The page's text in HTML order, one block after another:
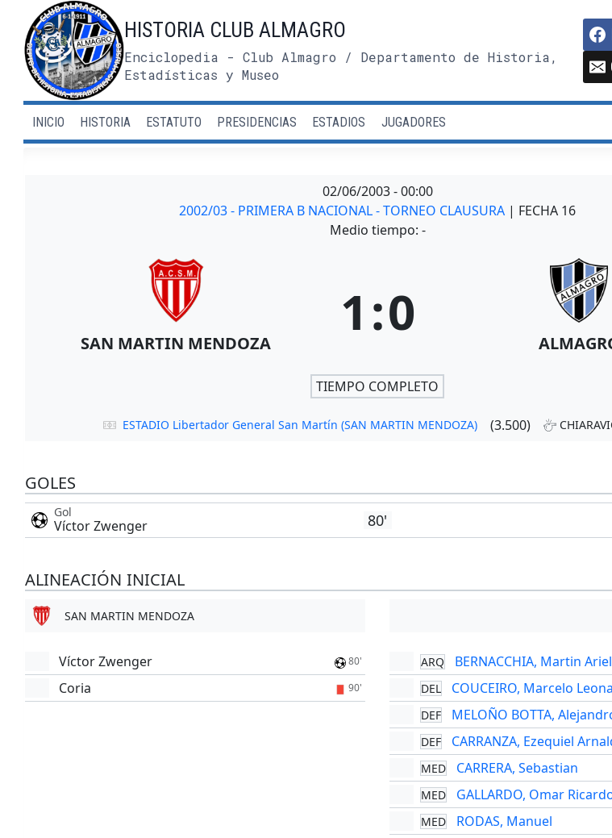
contenido
HISTORIA CLUB ALMAGRO
Enciclopedia - Club Almagro / Departamento de Historia,
Estadísticas y Museo
INICIO HISTORIA ESTATUTO PRESIDENCIAS ESTADIOS JUGADORES
02/06/2003-00:00
2002/03 - PRIMERA B NACIONAL - TORNEO CLAUSURA | FECHA 16
Medio tiempo: -
SAN MARTIN MENDOZA 1:0
TIEMPO COMPLETO
ESTADIO Libertador General San Martín (SAN MARTIN MENDOZA) (3.500)
GOLES
Gol
Víctor Zwenger 80'
ALINEACIÓN INICIAL
SAN MARTIN MENDOZA
Víctor Zwenger 80'
Coria 90'
ARQ BERNACCHIA, Martin Ariel
DEL COUCEIRO, Marcelo
DEF MELOÑO BOTTA,
DEF CARRANZA, Ezequiel
MED CARRERA, Sebastian
MED GALLARDO, Omar
MED RODAS, Manuel